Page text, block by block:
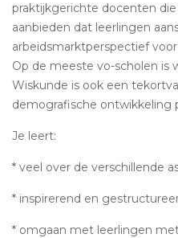
praktijkgerichte docenten
aanbieden dat leerlingen
arbeidsmarktperspectief
Op de meeste vo-scholen is
Wiskunde is ook een
demografische ontwikkeling
Je leert:
* veel over de verschillende
* inspirerend en
* omgaan met leerlingen